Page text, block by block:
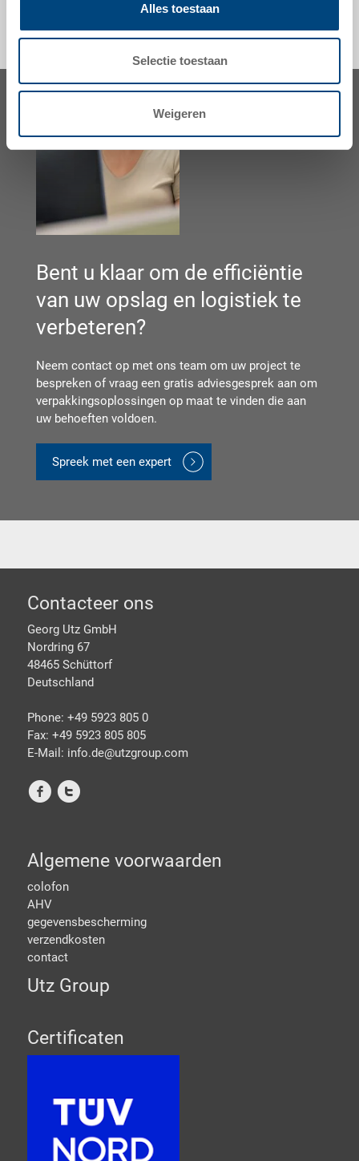
Alles toestaan
Selectie toestaan
Weigeren
Bent u klaar om de efficiëntie
van uw opslag en logistiek te
verbeteren?
Neem contact op met ons team om uw project te
bespreken of vraag een gratis adviesgesprek aan om
verpakkingsoplossingen op maat te vinden die aan
uw behoeften voldoen.
Spreek met een expert
Footer
Contacteer ons
Georg Utz GmbH
Nordring 67
48465 Schüttorf
Deutschland
Phone: +49 5923 805 0
Fax: +49 5923 805 805
E-Mail: info.de@utzgroup.com
f t
Algemene voorwaarden
colofon
AHV
gegevensbescherming
verzendkosten
contact
Utz Group
Certificaten